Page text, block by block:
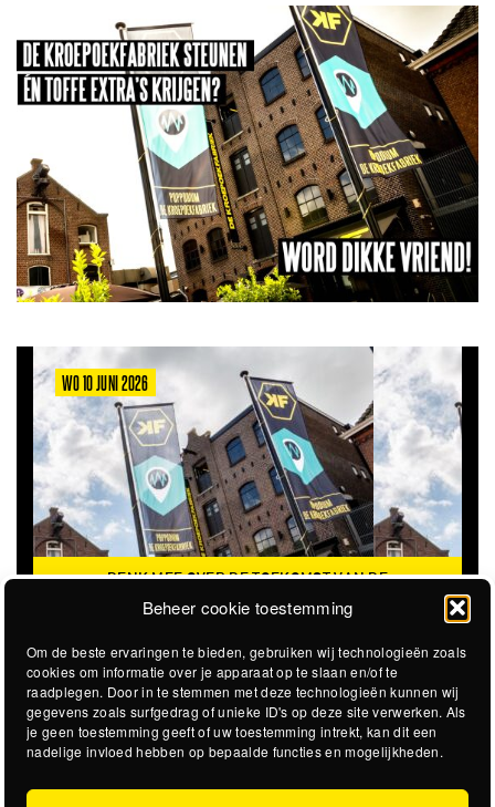
Beheer cookie toestemming
Om de beste ervaringen te bieden, gebruiken wij technologieën zoals
cookies om informatie over je apparaat op te slaan en/of te
raadplegen. Door in te stemmen met deze technologieën kunnen wij
gegevens zoals surfgedrag of unieke ID's op deze site verwerken. Als
je geen toestemming geeft of uw toestemming intrekt, kan dit een
nadelige invloed hebben op bepaalde functies en mogelijkheden.
WO 10 JUNI 2026
DENK MEE OVER DE TOEKOMST VAN DE
KROEPOEKFABRIEK